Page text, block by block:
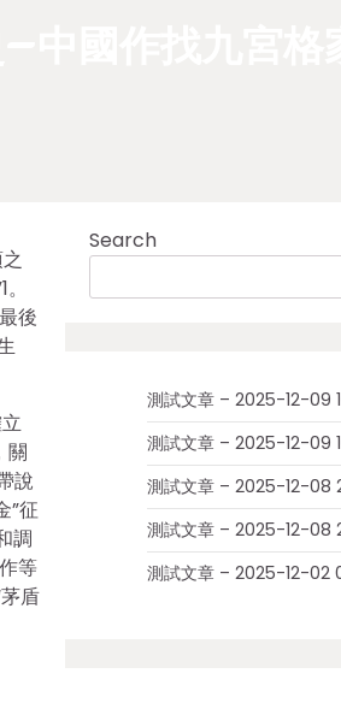
後
關
說
”征
調
等
盾
Search
測試文章 – 2025-12-09
測試文章 – 2025-12-09
測試文章 – 2025-12-08
測試文章 – 2025-12-08
測試文章 – 2025-12-02